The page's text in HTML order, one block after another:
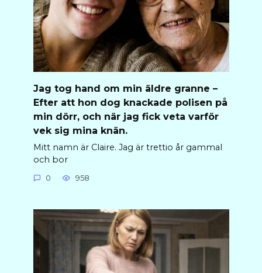
Jag tog hand om min äldre granne –
Efter att hon dog knackade polisen på
min dörr, och när jag fick veta varför
vek sig mina knän.
Mitt namn är Claire. Jag är trettio år gammal
och bor
0 958